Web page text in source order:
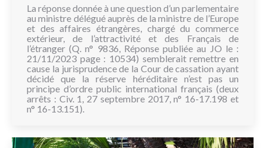
La réponse donnée à une question d’un parlementaire
au ministre délégué auprès de la ministre de l’Europe
et des affaires étrangères, chargé du commerce
extérieur, de l’attractivité et des Français de
l’étranger (Q. n° 9836, Réponse publiée au JO le :
21/11/2023 page : 10534) semblerait remettre en
cause la jurisprudence de la Cour de cassation ayant
décidé que la réserve héréditaire n’est pas un
principe d’ordre public international français (deux
arrêts : Civ. 1, 27 septembre 2017, n° 16-17.198 et
n° 16-13.151).